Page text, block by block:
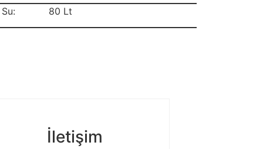
80 Lt
İletişim